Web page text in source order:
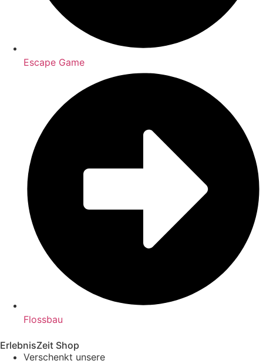
Escape Game
Flossbau
ErlebnisZeit Shop
Verschenkt unsere